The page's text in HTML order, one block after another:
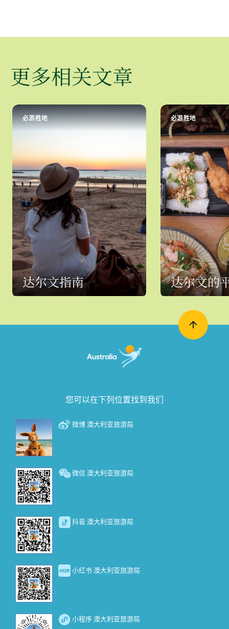
更多相关文章
必游胜地
达尔文指南
必游胜地
达尔文的
您可以在下列位置找到我们
微博 澳大利亚旅游局
微信 澳大利亚旅游局
抖音 澳大利亚旅游局
小红书 澳大利亚旅游局
小程序 澳大利亚旅游局